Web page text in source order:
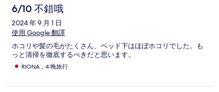
6/10 不錯哦
2024 年 9 月 1 日
使用 Google 翻譯
ホコリや髪の毛がたくさん、ベッド下はほぼホコリでした。も
っと清掃を徹底するべきだと思います。
RIONA，4 晚旅行